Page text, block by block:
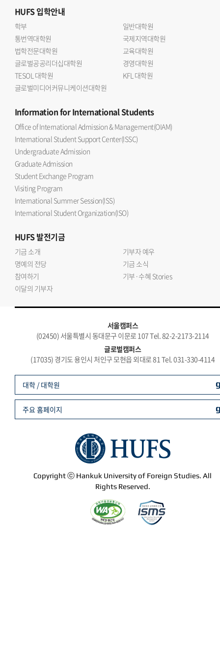
HUFS입학안내
학부
일반대학원
통번역대학원
국제지역대학원
법학전문대학원
교육대학원
글로벌공공리더십대학원
경영대학원
TESOL 대학원
KFL 대학원
글로벌미디어커뮤니케이션대학원
Informationfor International Students
Office of International Admission & Management(OIAM)
International Student Support Center(ISSC)
Undergraduate Admission
Graduate Admission
Student Exchange Program
Visiting Program
International Summer Session(ISS)
International Student Organization(ISO)
HUFS발전기금
기금 소개
기부자 예우
명예의 전당
기금 소식
참여하기
기부·수혜 Stories
이달의 기부자
서울캠퍼스
(02450) 서울특별시 동대문구 이문로 107 Tel. 82-2-2173-2114
글로벌캠퍼스
(17035) 경기도 용인시 처인구 모현읍 외대로 81 Tel. 031-330-4114
Copyright ⓒ Hankuk University of Foreign Studies. All
Rights Reserved.
대학 / 대학원
주요 홈페이지